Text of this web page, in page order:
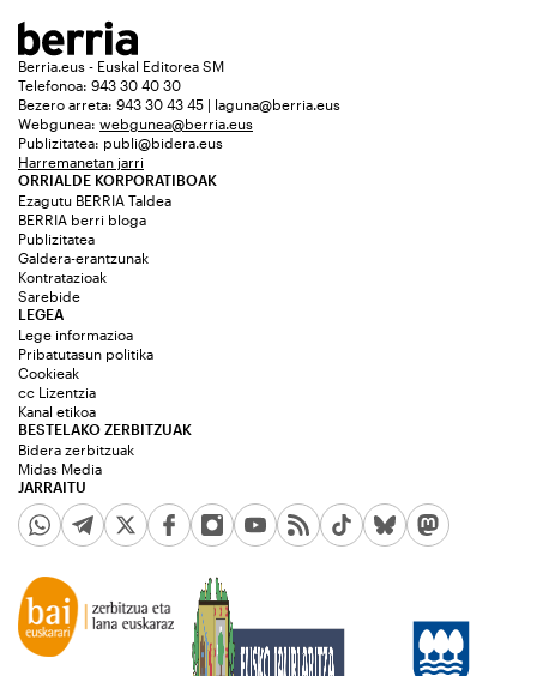
Berria.eus - Euskal Editorea SM
Telefonoa: 943 30 40 30
Bezero arreta: 943 30 43 45 | laguna@berria.eus
Webgunea: webgunea@berria.eus
Publizitatea: publi@bidera.eus
Harremanetan jarri
ORRIALDE KORPORATIBOAK
Ezagutu BERRIA Taldea
BERRIA berri bloga
Publizitatea
Galdera-erantzunak
Kontratazioak
Sarebide
JARRAITU
LEGEA
Lege informazioa
Pribatutasun politika
Cookieak
cc Lizentzia
Kanal etikoa
BESTELAKO ZERBITZUAK
Bidera zerbitzuak
Midas Media